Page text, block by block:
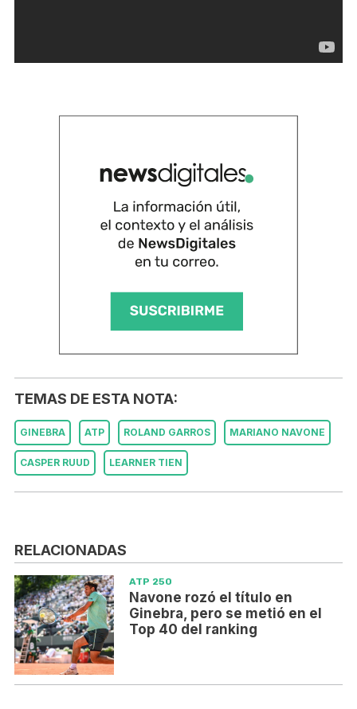
TEMAS DE ESTA NOTA:
GINEBRA ATP ROLAND GARROS MARIANO NAVONE
CASPER RUUD LEARNER TIEN
RELACIONADAS
ATP 250
Navone rozó el título en
Ginebra, pero se metió en el
Top 40 del ranking